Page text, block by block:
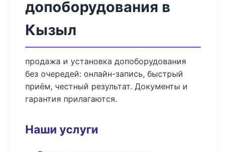
допоборудования в
Кызыл
продажа и установка допоборудования
без очередей: онлайн-запись, быстрый
приём, честный результат. Документы и
гарантия прилагаются.
Наши услуги